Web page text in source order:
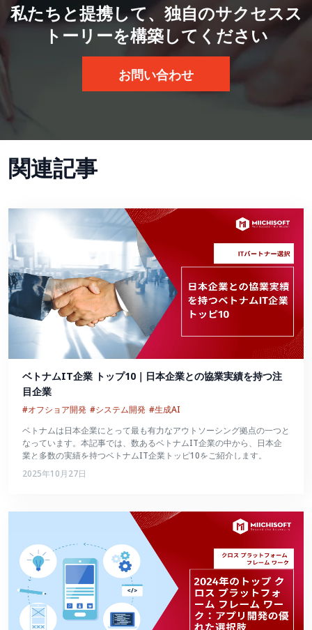
私たちと提携して、独自のサクセスス
トーリーを構築してください
お問い合わせ
関連記事
ベトナムIT企業 トップ10｜日本企業との協業実績を持つ注
目企業
#オフショア開発 #システム開発 #生成AI
ベトナムは日本企業にとって最も有力なアウトソーシング拠点の一つと
なっています。本記事では、数あるベトナムIT企業の中から、日本企
業と多数の実績を持つベトナムIT企業トッピ10をご紹介します。
2025年10月27日